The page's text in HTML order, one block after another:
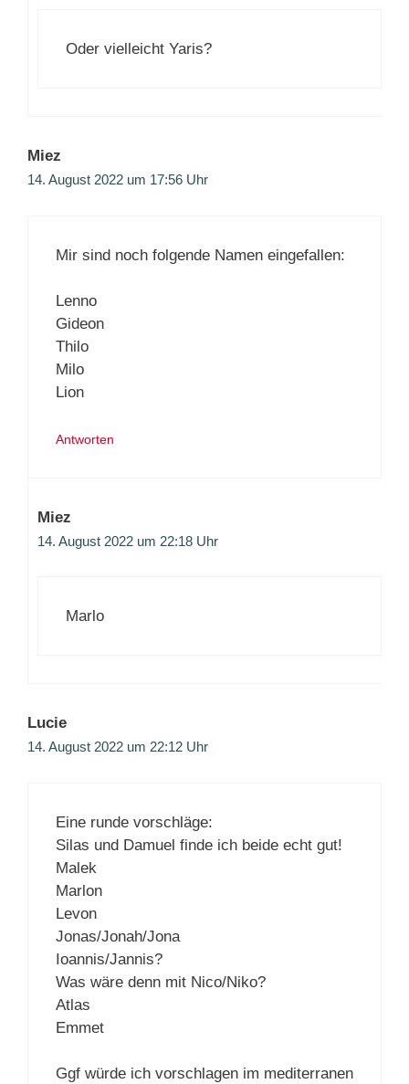
Oder vielleicht Yaris?
Miez
14. August 2022 um 17:56 Uhr
Mir sind noch folgende Namen eingefallen:
Lenno
Gideon
Thilo
Milo
Lion
Antworten
Miez
14. August 2022 um 22:18 Uhr
Marlo
Lucie
14. August 2022 um 22:12 Uhr
Eine runde vorschläge:
Silas und Damuel finde ich beide echt gut!
Malek
Marlon
Levon
Jonas/Jonah/Jona
Ioannis/Jannis?
Was wäre denn mit Nico/Niko?
Atlas
Emmet
Ggf würde ich vorschlagen im mediterranen